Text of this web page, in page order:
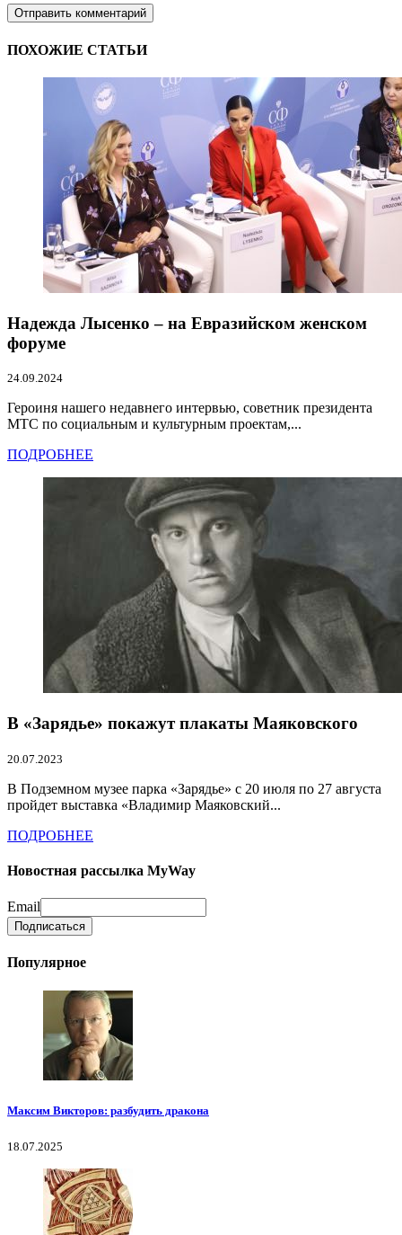
ПОХОЖИЕ СТАТЬИ
Надежда Лысенко – на Евразийском женском
форуме
24.09.2024
Героиня нашего недавнего интервью, советник президента
МТС по социальным и культурным проектам,...
ПОДРОБНЕЕ
В «Зарядье» покажут плакаты Маяковского
20.07.2023
В Подземном музее парка «Зарядье» с 20 июля по 27 августа
пройдет выставка «Владимир Маяковский...
ПОДРОБНЕЕ
Новостная рассылка MyWay
Email
Популярное
Максим Викторов: разбудить дракона
18.07.2025